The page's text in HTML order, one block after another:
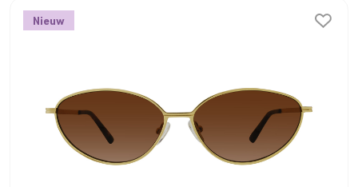
Nieuw